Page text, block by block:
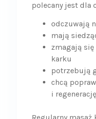
polecany jest dla
odczuwają
mają
zmagają
karku
potrzebują
chcą
i